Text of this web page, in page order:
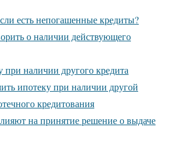
есть непогашенные кредиты?
о наличии действующего
при наличии другого кредита
ипотеку при наличии другой
кредитования
на принятие решение о выдаче